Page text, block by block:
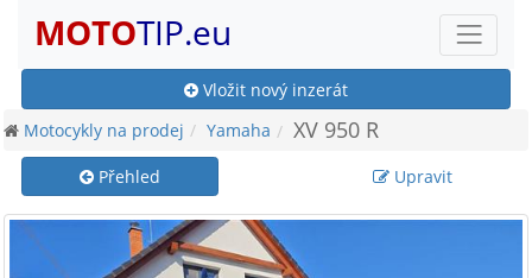
MOTOTIP.eu
Vložit nový inzerát
Motocykly na prodej
Yamaha XV 950 R
Přehled Upravit